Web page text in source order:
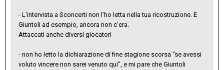
- L'intervista a Sconcerti non l'ho letta nella tua ricostruzione. E
Giuntoli ad esempio, ancora non c'era.
Attaccati anche diversi giocatori
- non ho letto la dichiarazione di fine stagione scorsa "se avessi
voluto vincere non sarei venuto qui", e mi pare che Giuntoli